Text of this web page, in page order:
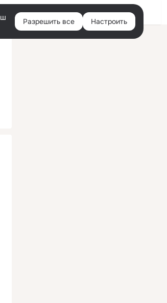
Войти
Разрешить все Настроить